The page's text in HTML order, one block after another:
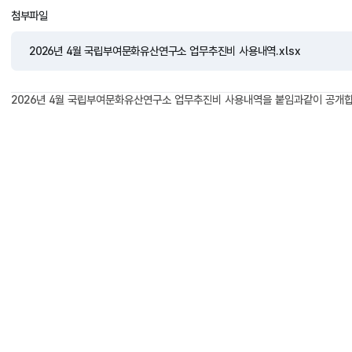
첨부파일
2026년 4월 국립부여문화유산연구소 업무추진비 사용내역.xlsx
2026년 4월 국립부여문화유산연구소 업무추진비 사용내역을 붙임과같이 공개